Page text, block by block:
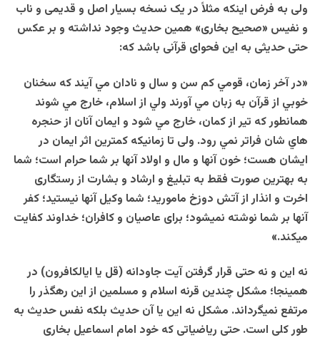
ولی به فرض اینکه مثلاً در یک نسخه بسیار اصل و قدیمی و ناب
و نفیس «صحیح بخاری» همین حدیث وجود نداشته و بر عکس
حتی حدیثی به این فحوای قرآنی باشد که:
«در آخر زمان، قومي كم سن و سال و نادان مي آيند كه سخنان
خوبي از قرآن به زبان مي آورند ولي از اسلام، خارج مي شوند
همانطور كه تير از كمان، خارج مي شود و ايمان آنان از حنجره
هاي شان فراتر نمي رود. ولی تا زمانیکه کمترین اثر ایمان در
ایشان هست؛ خون آنها و مال و اولاد آنها بر شما حرام است؛ شما
به بهترین صورت فقط به تبلیغ و ارشاد و بشارت از رستگاری
اخرت و انذار از آتش دوزخ مامورید؛ شما وکیل آنها نیستید؛ کفر
آنها بر شما نوشته نمیشود؛ برای عاصیان و کافران؛ خداوند کفایت
میکند.»
نه این و نه حتی قرار گرفتن آیت جاودانه (قل یا ایالکافرون) در
همینجا؛ مشکل چندین قرنه اسلام و مسلمین از این رهگذر را
مرتفع نمیگرداند. مشکل نه این یا آن حدیث بلکه نفس حدیث به
طور کلی است. حتی ریاضیاتی که خود امام اسماعیل بخاری